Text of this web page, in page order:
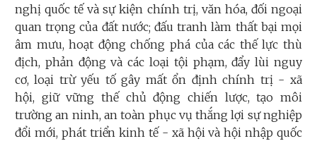
nghị quốc tế và sự kiện chính trị, văn hóa, đối ngoại
quan trọng của đất nước; đấu tranh làm thất bại mọi
âm mưu, hoạt động chống phá của các thế lực thù
địch, phản động và các loại tội phạm, đẩy lùi nguy
cơ, loại trừ yếu tố gây mất ổn định chính trị - xã
hội, giữ vững thế chủ động chiến lược, tạo môi
trường an ninh, an toàn phục vụ thắng lợi sự nghiệp
đổi mới, phát triển kinh tế - xã hội và hội nhập quốc